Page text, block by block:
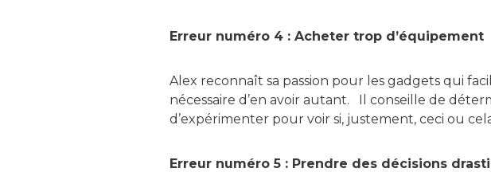
Erreur numéro 4 : Acheter trop d’équipement
Alex reconnaît sa passion pour les gadgets qui
nécessaire d’en avoir autant. Il conseille de
d’expérimenter pour voir si, justement, ceci ou
Erreur numéro 5 : Prendre des décisions